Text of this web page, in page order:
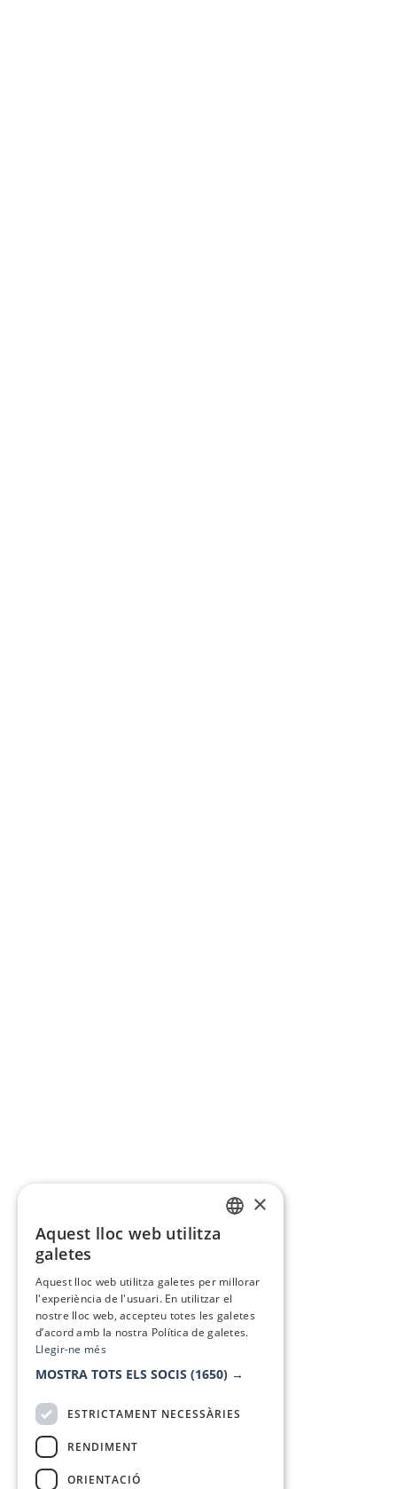
×
Aquest lloc web utilitza
galetes
Aquest lloc web utilitza galetes per millorar
l'experiència de l'usuari. En utilitzar el
nostre lloc web, accepteu totes les galetes
d’acord amb la nostra Política de galetes.
Llegir-ne més
MOSTRA TOTS ELS SOCIS (1650) →
ESTRICTAMENT NECESSÀRIES
RENDIMENT
ORIENTACIÓ